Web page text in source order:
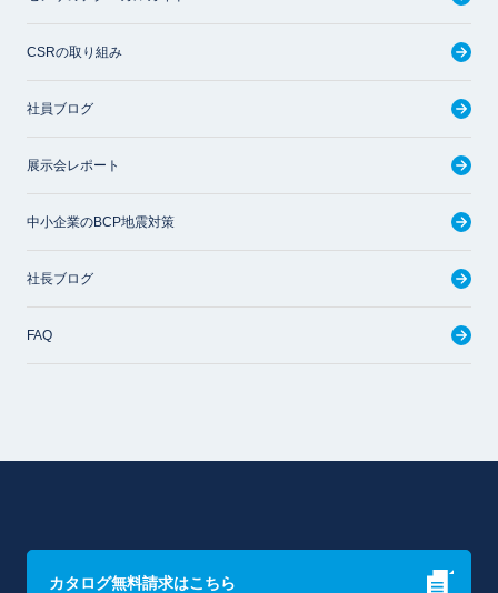
CSRの取り組み
社員ブログ
展示会レポート
中小企業のBCP地震対策
社長ブログ
FAQ
カタログ無料請求はこちら